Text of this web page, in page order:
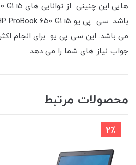
می باشد. این سی پی یو برای انجام
جواب نیاز های شما را می دهد.
محصولات مرتبط
2٪